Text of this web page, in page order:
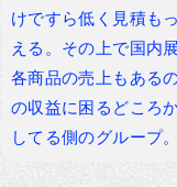
けですら低く見積も
える。その上で国内
各商品の売上もある
の収益に困るどころ
してる側のグループ。